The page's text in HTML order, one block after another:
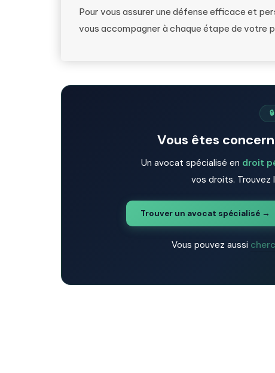
Pour vous assurer une défense efficace et
vous accompagner à chaque étape de votre
Vous êtes
Un avocat spécialisé en droit
vos droits. Trouvez
Trouver un avocat spécialisé →
Vous pouvez aussi